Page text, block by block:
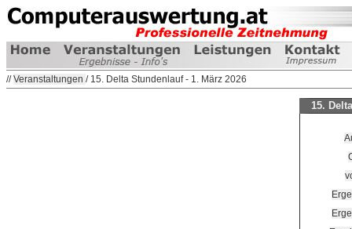
//Veranstaltungen / 15. Delta Stundenlauf - 1. März 2026
15.